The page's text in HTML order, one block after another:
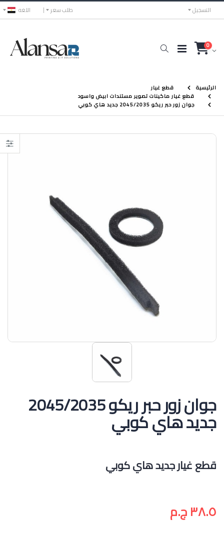
اللغه طلب سعر التسجيل
0
الرئيسية
قطع غيار
قطع غيار ماكينات تصوير مستندات ابيض واسود
جوان زور حبر ريكو 2045/2035 جديد هاي كوبي
جوان زور حبر ريكو 2045/2035
جديد هاي كوبي
قطع غيار جديد هاي كوبي
٣٨.٥ ج.م